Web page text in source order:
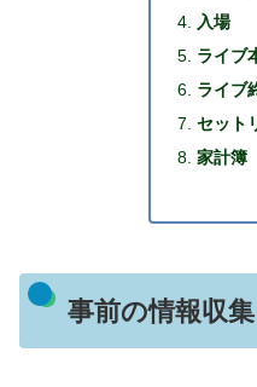
入場
ライブ
ライブ
セット
家計簿
事前の情報収集